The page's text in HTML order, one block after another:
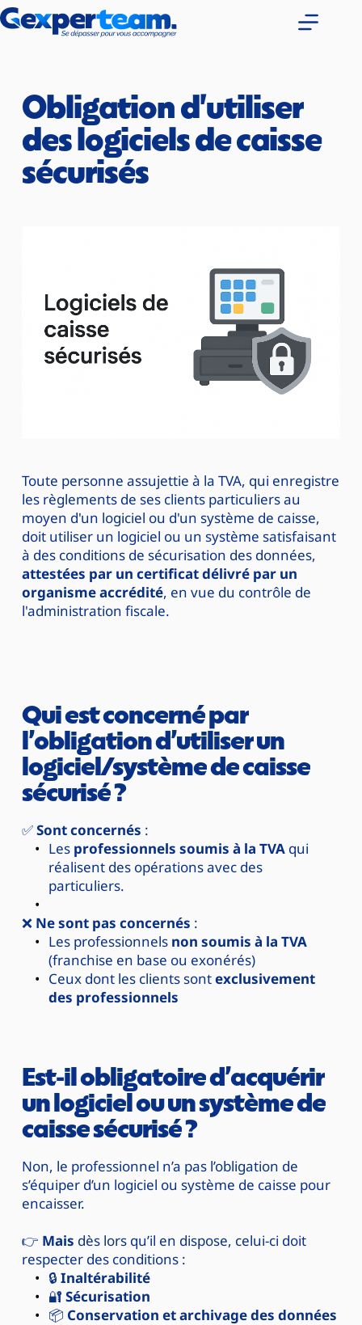
Passer
au
Obligation d'utiliser
des logiciels de caisse
sécurisés
Toute personne assujettie à la TVA, qui enregistre
les règlements de ses clients particuliers au
moyen d'un logiciel ou d'un système de caisse,
doit utiliser un logiciel ou un système satisfaisant
attestées par un certificat délivré par un
organisme accrédité, en vue du contrôle de
l'administration fiscale.
Qui est concerné par
l’obligation d’utiliser un
logiciel/système de caisse
sécurisé ?
✅ Sont concernés :
Les professionnels soumis à la TVA qui
réalisent des opérations avec des
particuliers.
❌ Ne sont pas concernés :
Les professionnels non soumis à la TVA
(franchise en base ou exonérés)
Ceux dont les clients sont exclusivement
des professionnels
Est-il obligatoire d’acquérir
un logiciel ou un système de
caisse sécurisé ?
Non, le professionnel n’a pas l’obligation de
s’équiper d’un logiciel ou système de caisse pour
encaisser.
👉 Mais dès lors qu’il en dispose, celui-ci doit
respecter des conditions :
🔒 Inaltérabilité
🔐 Sécurisation
📦 Conservation et archivage des données